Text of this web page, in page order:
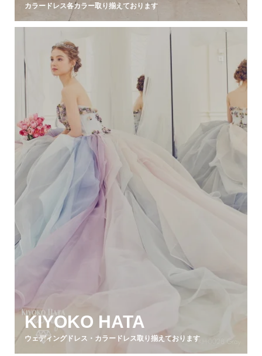
カラードレス各カラー取り揃えております
KIYOKO HATA
ウェディングドレス・カラードレス取り揃えております